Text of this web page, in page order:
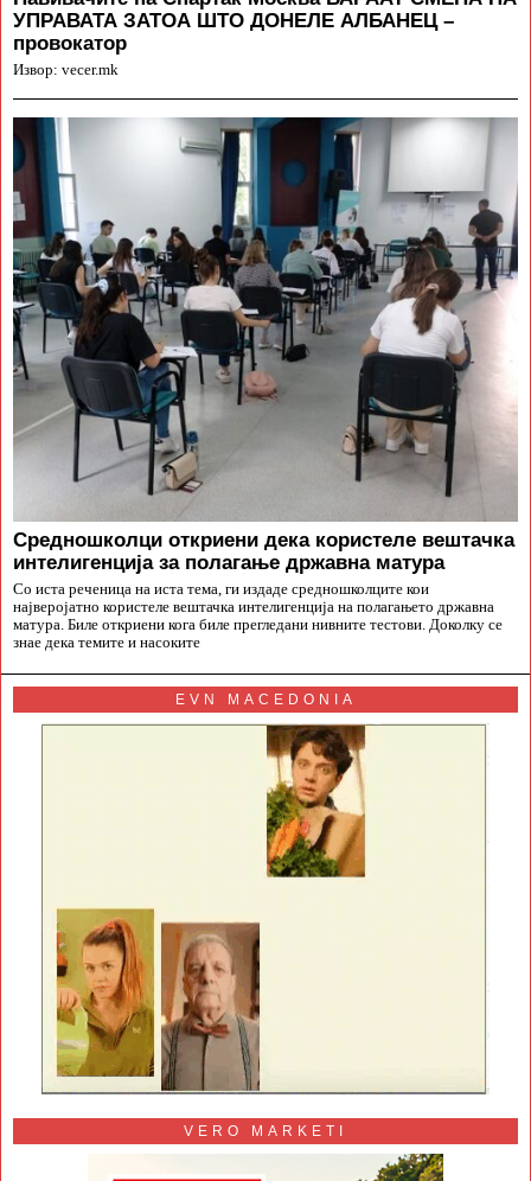
УПРАВАТА ЗАТОА ШТО ДОНЕЛЕ АЛБАНЕЦ –
провокатор
Извор: vecer.mk
Средношколци откриени дека користеле вештачка
интелигенција за полагање државна матура
Со иста реченица на иста тема, ги издаде средношколците кои
најверојатно користеле вештачка интелигенција на полагањето државна
матура. Биле откриени кога биле прегледани нивните тестови. Доколку се
знае дека темите и насоките
EVN MACEDONIA
VERO MARKETI